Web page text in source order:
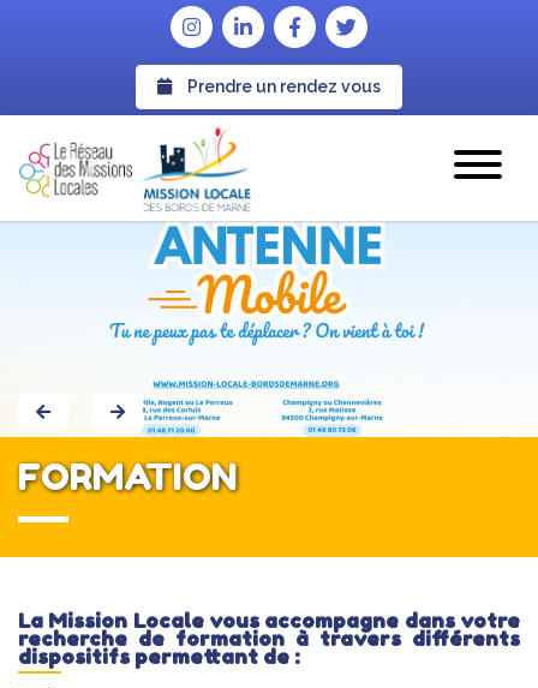
Prendre un rendez vous
FORMATION
La Mission Locale vous accompagne dans votre
recherche de formation à travers différents
dispositifs permettant de :